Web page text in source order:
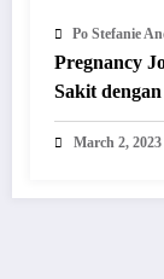
Po Stefanie
Pregnancy
Sakit
March 2, 2023